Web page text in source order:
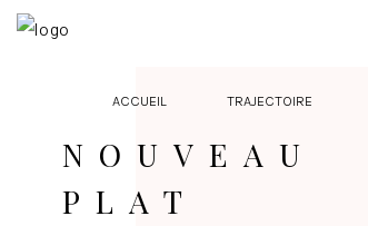
ACCUEIL TRAJECTOIRE
NOUVEAU
PLAT